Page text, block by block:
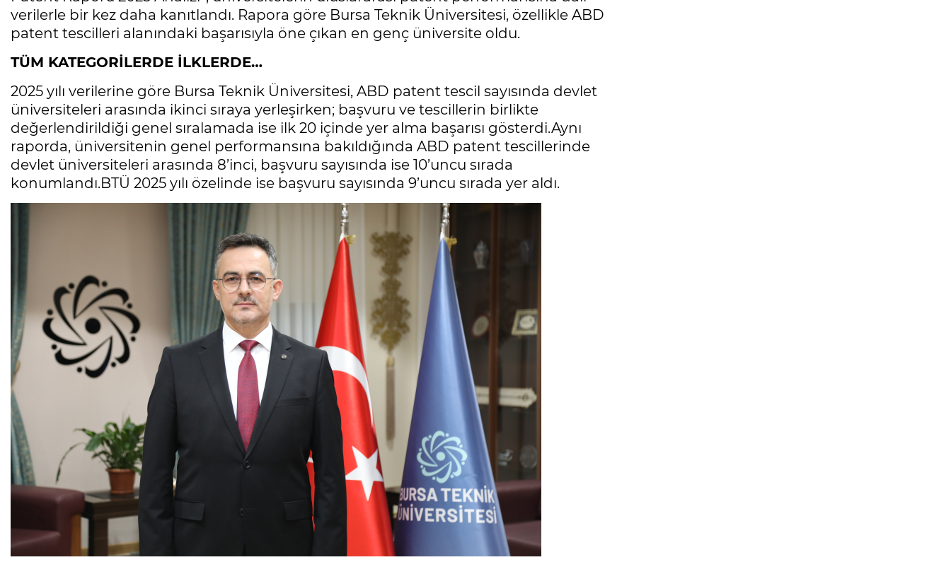
verilerle bir kez daha kanıtlandı. Rapora göre Bursa Teknik Üniversitesi, özellikle ABD
patent tescilleri alanındaki başarısıyla öne çıkan en genç üniversite oldu.
TÜM KATEGORİLERDE İLKLERDE…
2025 yılı verilerine göre Bursa Teknik Üniversitesi, ABD patent tescil sayısında devlet
üniversiteleri arasında ikinci sıraya yerleşirken; başvuru ve tescillerin birlikte
değerlendirildiği genel sıralamada ise ilk 20 içinde yer alma başarısı gösterdi.Aynı
raporda, üniversitenin genel performansına bakıldığında ABD patent tescillerinde
devlet üniversiteleri arasında 8’inci, başvuru sayısında ise 10’uncu sırada
konumlandı.BTÜ 2025 yılı özelinde ise başvuru sayısında 9’uncu sırada yer aldı.